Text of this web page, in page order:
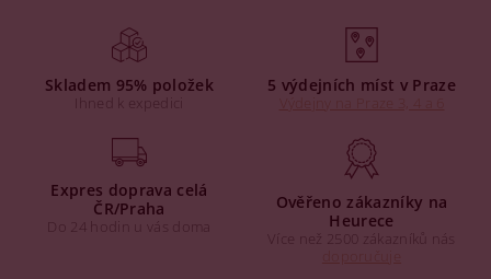
Skladem 95% položek
Ihned k expedici
5 výdejních míst v Praze
Expres doprava celá
ČR/Praha
Do 24 hodin u vás doma
Ověřeno zákazníky na
Heurece
Více než 2500 zákazníků nás